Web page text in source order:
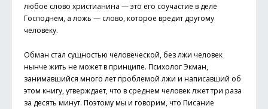
любое слово христианина — это его соучастие в деле
Господнем, а ложь — слово, которое вредит другому
человеку.
Обман стал сущностью человеческой, без лжи человек
нынче жить не может в принципе. Психолог Экман,
занимавшийся много лет проблемой лжи и написавший об
этом книгу, утверждает, что в среднем человек лжет три раза
за десять минут. Поэтому мы и говорим, что Писание